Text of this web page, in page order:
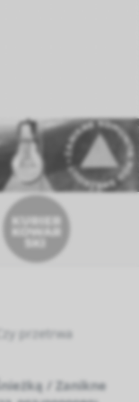
przetrwa
/ Zanikne